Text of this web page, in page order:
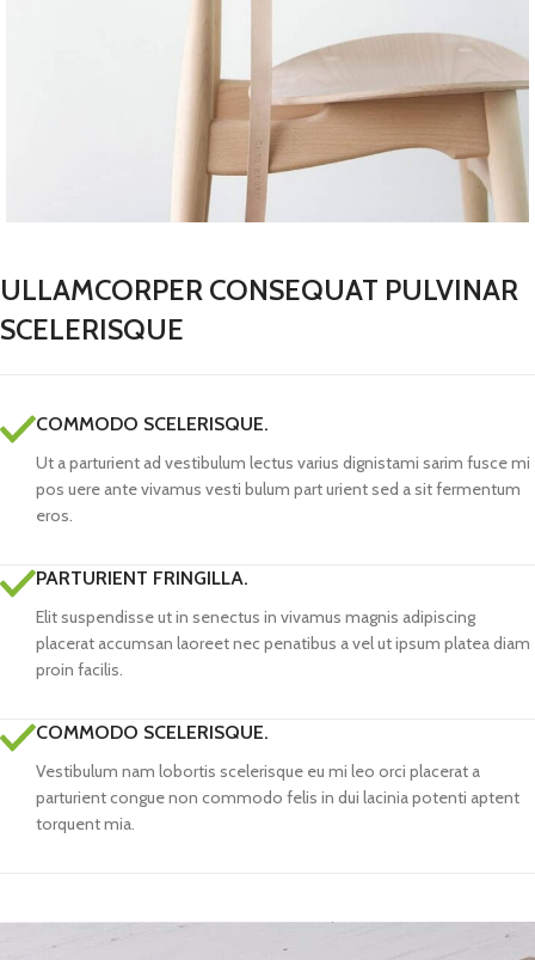
ULLAMCORPER CONSEQUAT PULVINAR
SCELERISQUE
COMMODO SCELERISQUE.
Ut a parturient ad vestibulum lectus varius dignistami sarim fusce mi
pos uere ante vivamus vesti bulum part urient sed a sit fermentum
eros.
PARTURIENT FRINGILLA.
Elit suspendisse ut in senectus in vivamus magnis adipiscing
placerat accumsan laoreet nec penatibus a vel ut ipsum platea diam
proin facilis.
COMMODO SCELERISQUE.
Vestibulum nam lobortis scelerisque eu mi leo orci placerat a
parturient congue non commodo felis in dui lacinia potenti aptent
torquent mia.